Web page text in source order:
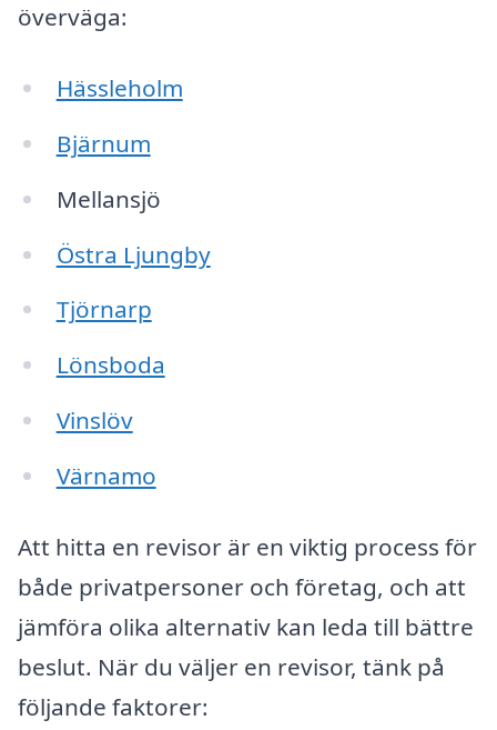
överväga:
Hässleholm
Bjärnum
Mellansjö
Östra Ljungby
Tjörnarp
Lönsboda
Vinslöv
Värnamo
Att hitta en revisor är en viktig process för
både privatpersoner och företag, och att
jämföra olika alternativ kan leda till bättre
beslut. När du väljer en revisor, tänk på
följande faktorer: